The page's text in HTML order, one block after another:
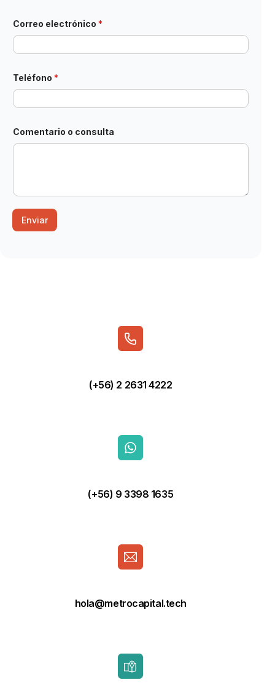
e
N
m
r
Correo electrónico *
Teléfono *
Comentario o consulta
Enviar
(+56) 2 2631 4222
(+56) 9 3398 1635
hola@metrocapital.tech